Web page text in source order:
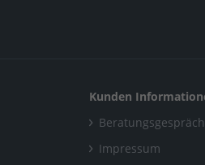
Kunden
Impressum